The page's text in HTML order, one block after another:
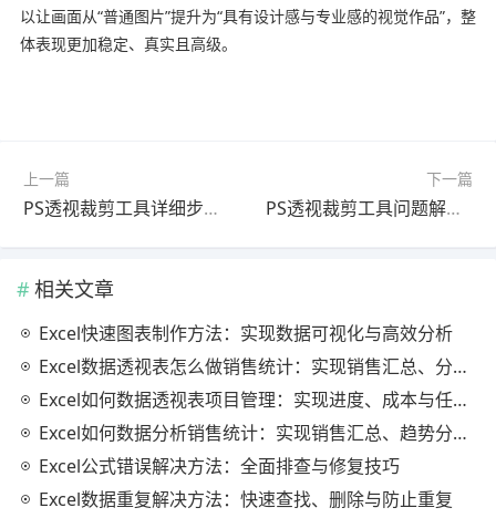
以让画面从“普通图片”提升为“具有设计感与专业感的视觉作品”，整
体表现更加稳定、真实且高级。
上一篇
PS透视裁剪工具详细步骤教程：背景替换技巧（最新更新版）
下一篇
PS透视裁剪工具问题解决教程：颜色校正方法（最新更新版）
相关文章
Excel快速图表制作方法：实现数据可视化与高效分析
Excel数据透视表怎么做销售统计：实现销售汇总、分析与动态监控
Excel如何数据透视表项目管理：实现进度、成本与任务的高效分析
Excel如何数据分析销售统计：实现销售汇总、趋势分析与业绩优化
Excel公式错误解决方法：全面排查与修复技巧
Excel数据重复解决方法：快速查找、删除与防止重复